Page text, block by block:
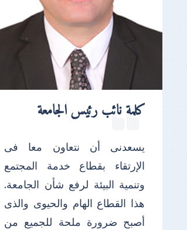
كلمة نائب رئيس الجامعة
يسعدنى أن نتعاون معا فى
الإرتقاء بقطاع خدمة المجتمع
وتنمية البيئة لرفع شأن الجامعة.
هذا القطاع الهام والحيوى والذى
أصبح ضرورة ملحة للجميع من